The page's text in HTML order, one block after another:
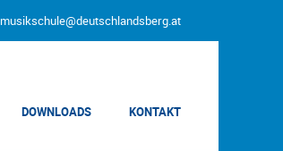
musikschule@deutschlandsberg.at
DOWNLOADS KONTAKT